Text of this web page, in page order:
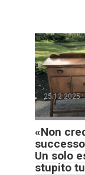
25.12.2025
«Non
Un solo
stupito